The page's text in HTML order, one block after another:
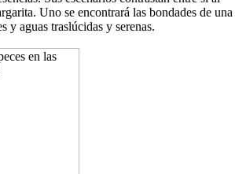
Uno se encontrará las bondades de una
y aguas traslúcidas y serenas.